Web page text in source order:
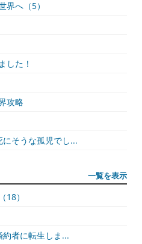
界へ（5）
した！
攻略
そうな孤児でし...
一覧を表示
18）
者に転生しま...